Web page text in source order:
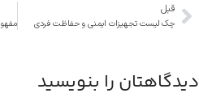
قبل
چک لیست تجهیزات ایمنی و حفاظت فردی
دیدگاهتان را بنویسید